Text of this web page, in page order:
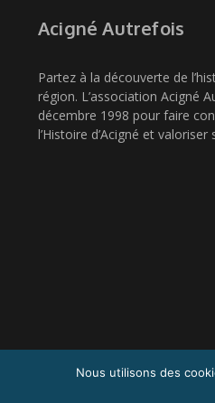
Acigné Autrefois
Partez à la découverte de
région. L’association Acigné
décembre 1998 pour faire
l’Histoire d’Acigné et
Nous utilisons des